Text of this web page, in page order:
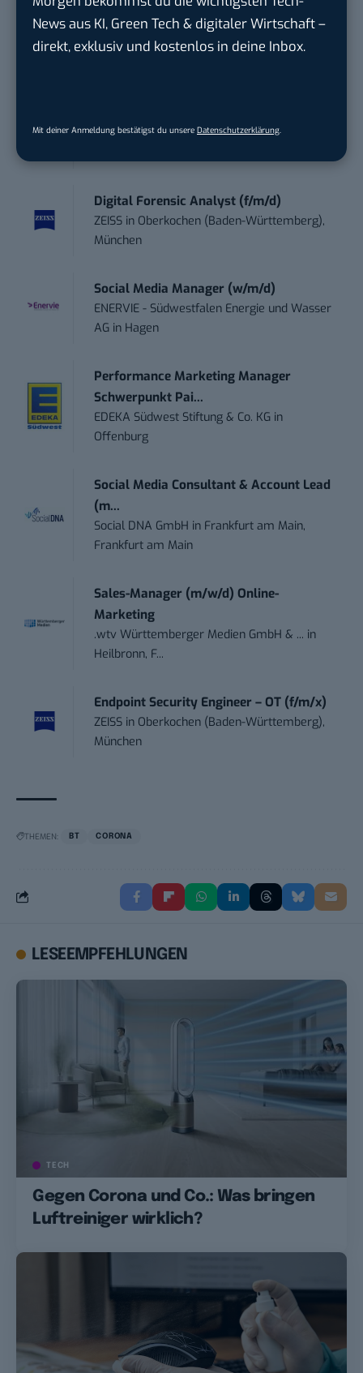
News aus KI, Green Tech & digitaler Wirtschaft –
direkt, exklusiv und kostenlos in deine Inbox.
Mit deiner Anmeldung bestätigst du unsere Datenschutzerklärung
Social Media Content Creator (m/w/d)
touristische...
Digital Forensic Analyst (f/m/d)
ZEISS in Oberkochen (Baden-Württemberg),
München
Social Media Manager (w/m/d)
ENERVIE - Südwestfalen Energie und Wasser
AG in Hagen
Performance Marketing Manager
Schwerpunkt Pai...
EDEKA Südwest Stiftung & Co. KG in
Offenburg
Social Media Consultant & Account Lead
(m...
Social DNA GmbH in Frankfurt am Main,
Frankfurt am Main
Sales-Manager (m/w/d) Online-
Marketing
.wtv Württemberger Medien GmbH & ... in
Heilbronn, F...
Endpoint Security Engineer – OT (f/m/x)
ZEISS in Oberkochen (Baden-Württemberg),
München
THEMEN: BT CORONA
LESEEMPFEHLUNGEN
TECH
Gegen Corona und Co.: Was bringen
Luftreiniger wirklich?